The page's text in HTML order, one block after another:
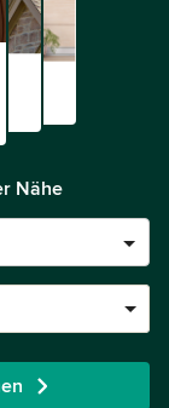
Nähe